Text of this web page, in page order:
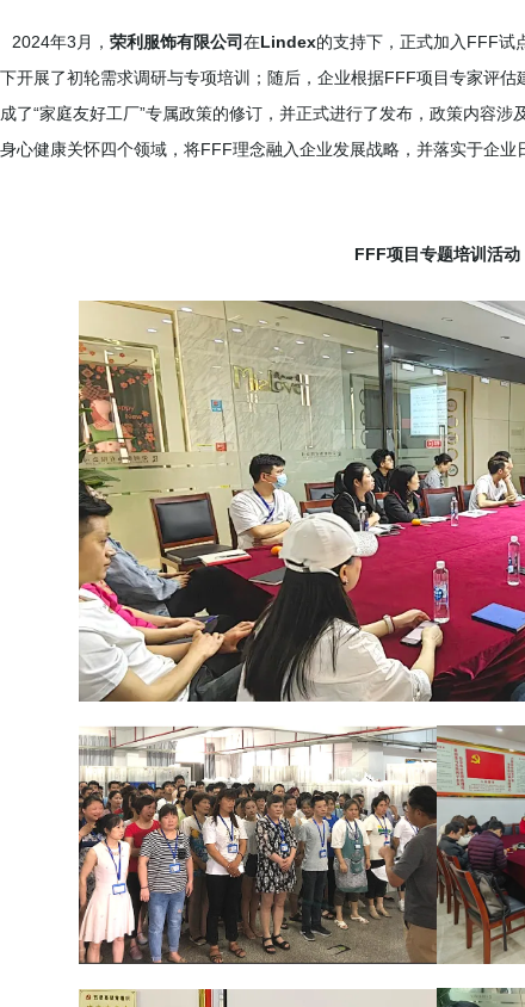
2024年3月， 荣利服饰有限公司在Lindex的支持下，正式加入FFF试
开展了初轮需求调研与专项培训；随后，企业根据FFF项目专家评
了“家庭友好工厂”专属政策的修订，并正式进行了发布，政策内容涉
心健康关怀四个领域，将FFF理念融入企业发展战略，并落实于企业
FFF项目专题培训活动